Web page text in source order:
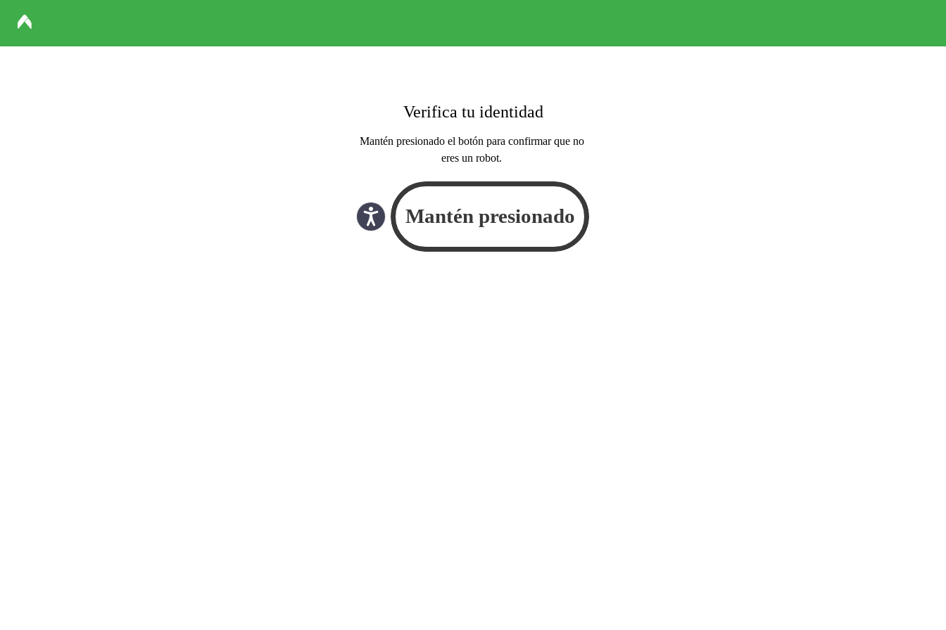
Verifica tu identidad
Mantén presionado el botón para confirmar que no
eres un robot.